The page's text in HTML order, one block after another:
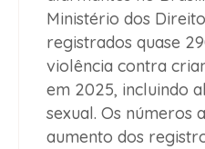
Ministério dos
registrados quase
violência contra
em 2025, incluindo
sexual. Os números
aumento dos